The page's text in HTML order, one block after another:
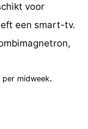
voor
een smart-tv.
per midweek.